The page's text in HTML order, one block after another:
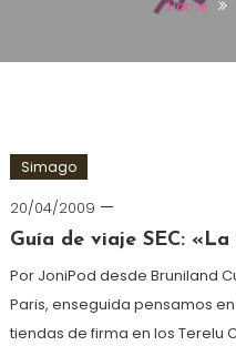
Home
Simago
20/04/2009
Guía de viaje SEC:
Por JoniPod desde Bruniland
Paris, enseguida pensamos
tiendas de firma en los Terelu